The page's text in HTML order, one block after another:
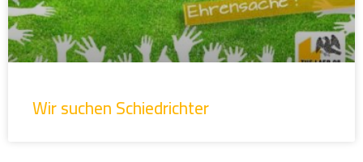
Wir suchen Schiedrichter